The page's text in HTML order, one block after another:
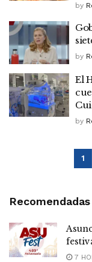
by
by
El
by
1
Recomendadas
7